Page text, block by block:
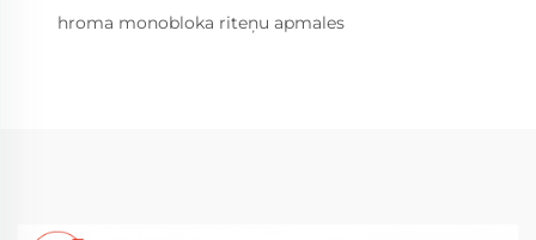
hroma monobloka riteņu apmales